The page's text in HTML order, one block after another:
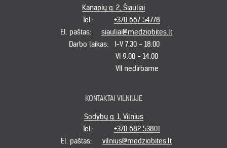
Kanapių g. 2, Šiauliai
Tel.:
+370 667 54778
El. paštas:
siauliai@medziobites.lt
Darbo laikas:
I-V 7:30 - 18:00
VI 9:00 - 14:00
VII nedirbame
KONTAKTAI VILNIUJE
Sodybų g. 1, Vilnius
Tel.:
+370 682 53801
El. paštas:
vilnius@medziobites.lt